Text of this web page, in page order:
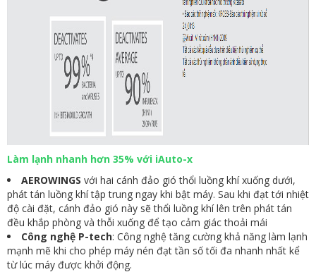
Làm lạnh nhanh hơn 35% với iAuto-x
AEROWINGS với hai cánh đảo gió thổi luồng khí xuống dưới,
phát tán luồng khí tập trung ngay khi bật máy. Sau khi đạt tới nhiệt
độ cài đặt, cánh đảo gió này sẽ thổi luồng khí lên trên phát tán
đều khắp phòng và thỗi xuống để tạo cảm giác thoải mái
Công nghệ P-tech: Công nghệ tăng cường khả năng làm lạnh
mạnh mẽ khi cho phép máy nén đạt tần số tối đa nhanh nhất kể
từ lúc máy được khởi động.